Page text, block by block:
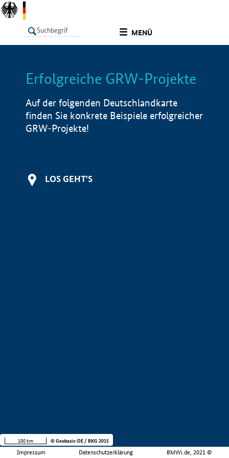
MENÜ
LISTE Info
Erfolgreiche GRW-Projekte
Auf der folgenden Deutschlandkarte
finden Sie konkrete Beispiele erfolgreicher
GRW-Projekte!
LOS GEHT'S
Impressum Datenschutzerklärung BMWi.de, 2021 ©
100 km © Geobasis-DE / BKG 2015